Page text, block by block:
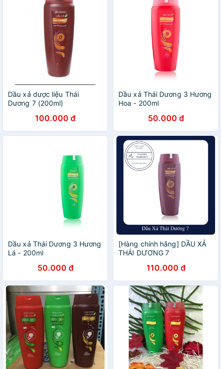
Dầu xả dược liệu Thái
Dương 7 (200ml)
100.000 đ
Dầu xả Thái Dương 3 Hương
Hoa - 200ml
50.000 đ
Dầu xả Thái Dương 3 Hương
Lá - 200ml
50.000 đ
[Hàng chính hãng] DẦU XẢ
THÁI DƯƠNG 7
110.000 đ